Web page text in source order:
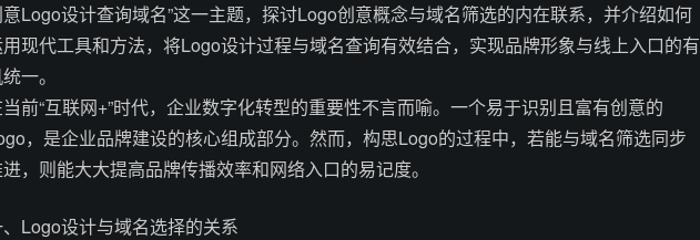
Logo设计查询域名”这一主题，探讨Logo创意概念与域名筛选的内在联系，并介绍如何
现代工具和方法，将Logo设计过程与域名查询有效结合，实现品牌形象与线上入口的有
一。
前“互联网+”时代，企业数字化转型的重要性不言而喻。一个易于识别且富有创意的
，是企业品牌建设的核心组成部分。然而，构思Logo的过程中，若能与域名筛选同步
，则能大大提高品牌传播效率和网络入口的易记度。
Logo设计与域名选择的关系